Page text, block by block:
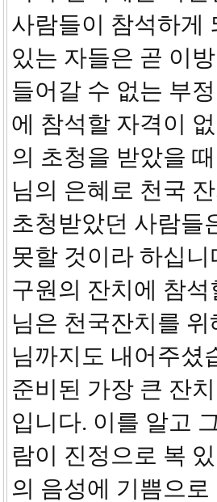
사람들이 참석하게
있는 자들은 곧 이
들어갈 수 없는 부
에 참석할 자격이
의 초청을 받았을
님의 은혜로 천국
초청받았던 사람들
못할 것이라 하십
구원의 잔치에 참
님은 천국잔치를
님까지도 내어주셨
준비된 가장 큰 잔
입니다. 이를 알고
람이 진정으로 복
의 음성에 기쁨으